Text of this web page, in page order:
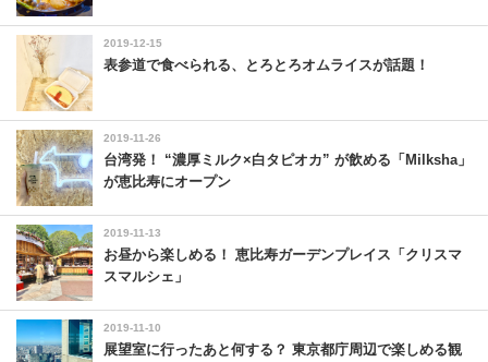
2019-12-15
表参道で食べられる、とろとろオムライスが話題！
2019-11-26
台湾発！ “濃厚ミルク×白タピオカ” が飲める「Milksha」
が恵比寿にオープン
2019-11-13
お昼から楽しめる！ 恵比寿ガーデンプレイス「クリスマ
スマルシェ」
2019-11-10
展望室に行ったあと何する？ 東京都庁周辺で楽しめる観